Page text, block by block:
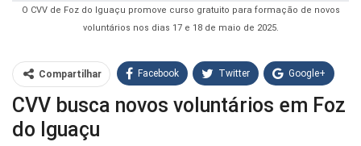
O CVV de Foz do Iguaçu promove curso gratuito para formação de novos
voluntários nos dias 17 e 18 de maio de 2025.
Compartilhar Facebook Twitter Google+
WhatsApp Pinterest
O email
CVV busca novos voluntários em Foz
do Iguaçu